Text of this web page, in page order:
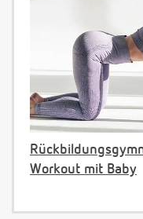
Workout mit Baby